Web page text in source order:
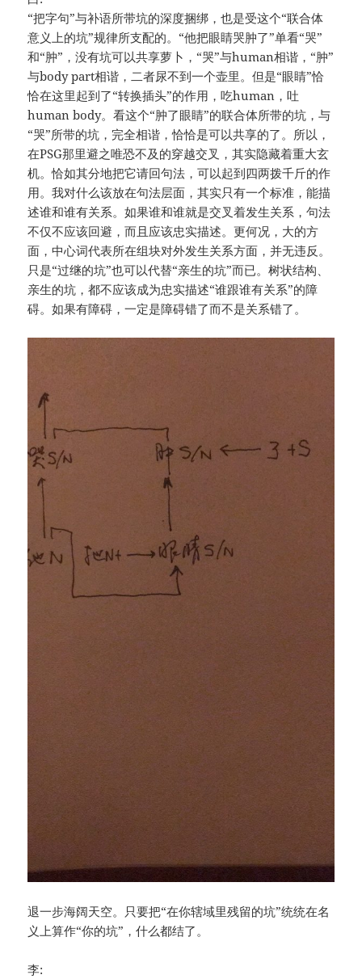
“把字句”与补语所带坑的深度捆绑，也是受这个“联合体
意义上的坑”规律所支配的。“他把眼睛哭肿了”单看“哭”
和“肿”，没有坑可以共享萝卜，“哭”与human相谐，“肿”
与body part相谐，二者尿不到一个壶里。但是“眼睛”恰
恰在这里起到了“转换插头”的作用，吃human，吐
human body。看这个“肿了眼睛”的联合体所带的坑，与
“哭”所带的坑，完全相谐，恰恰是可以共享的了。所以，
在PSG那里避之唯恐不及的穿越交叉，其实隐藏着重大玄
机。恰如其分地把它请回句法，可以起到四两拨千斤的作
用。我对什么该放在句法层面，其实只有一个标准，能描
述谁和谁有关系。如果谁和谁就是交叉着发生关系，句法
不仅不应该回避，而且应该忠实描述。更何况，大的方
面，中心词代表所在组块对外发生关系方面，并无违反。
只是“过继的坑”也可以代替“亲生的坑”而已。树状结构、
亲生的坑，都不应该成为忠实描述“谁跟谁有关系”的障
碍。如果有障碍，一定是障碍错了而不是关系错了。
退一步海阔天空。只要把“在你辖域里残留的坑”统统在名
义上算作“你的坑”，什么都结了。
李: